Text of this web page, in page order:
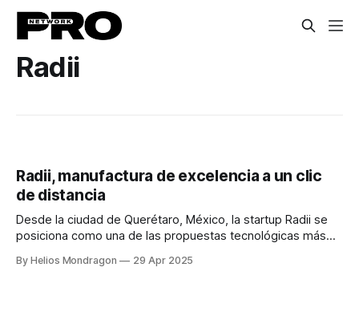
Radii
Radii, manufactura de excelencia a un clic
de distancia
Desde la ciudad de Querétaro, México, la startup Radii se
posiciona como una de las propuestas tecnológicas más
Juan Pablo Estrada y César Aranda Alva, la empresa ha
By Helios Mondragon 29 Apr 2025